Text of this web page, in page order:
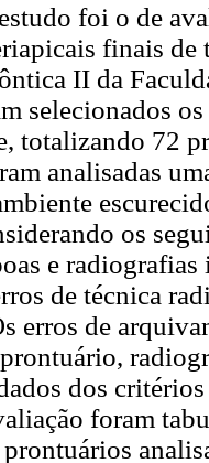
foi o de
finais de
II da
selecionados
totalizando 72
analisadas
os
e
de técnica
erros de
dos
foram